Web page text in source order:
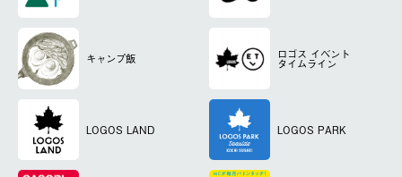
キャンプ飯 ロゴス イベント
タイムライン
LOGOS LAND LOGOS PARK